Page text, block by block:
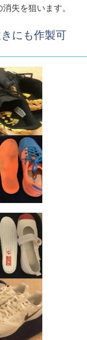
失を狙います。
にも作製可